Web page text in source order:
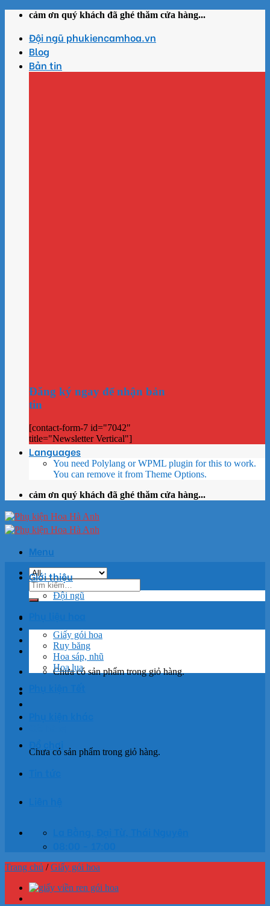
Skip
content
cảm ơn quý khách đã ghé thăm cửa hàng...
Đội ngũ phukiencamhoa.vn
Blog
Bản tin
Đăng ký ngay để nhận bản
tin
[contact-form-7 id="7042"
title="Newsletter Vertical"]
Languages
You need Polylang or WPML plugin for this to work.
You can remove it from Theme Options.
cảm ơn quý khách đã ghé thăm cửa hàng...
Menu
Tìm
kiếm:
Chưa có sản phẩm trong giỏ hàng.
Chưa có sản phẩm trong giỏ hàng.
Giới thiệu
Đội ngũ
Giấy gói hoa
Ruy băng
Hoa sáp, nhũ
Hoa lụa
Trang chủ / Giấy gói hoa